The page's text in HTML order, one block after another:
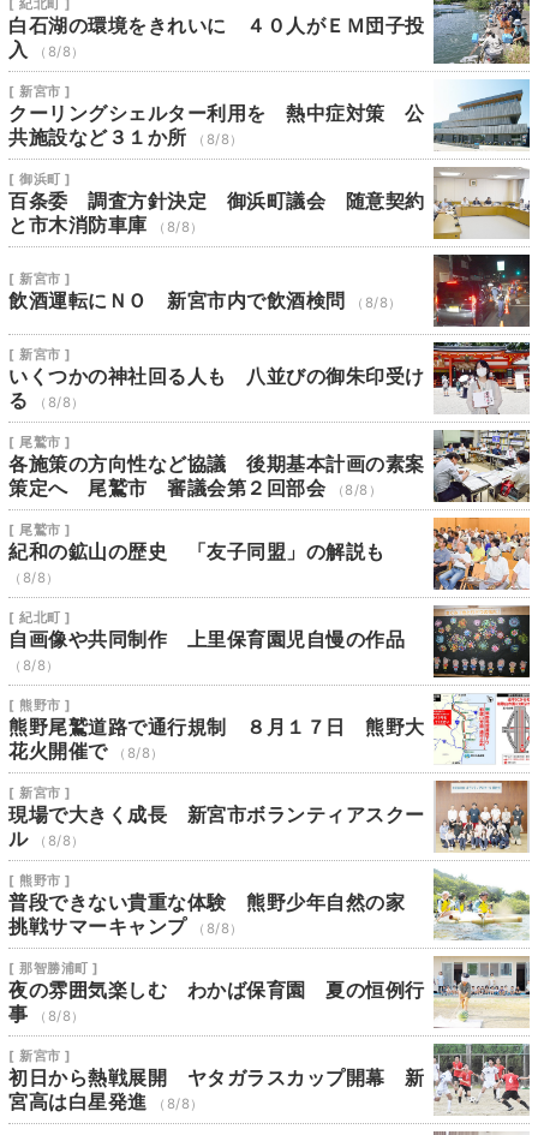
[ 紀北町 ]
白石湖の環境をきれいに ４０人がＥＭ団子投
入
（8/8）
[ 新宮市 ]
クーリングシェルター利用を 熱中症対策 公
共施設など３１か所
（8/8）
[ 御浜町 ]
百条委 調査方針決定 御浜町議会 随意契約
と市木消防車庫
（8/8）
[ 新宮市 ]
飲酒運転にＮＯ 新宮市内で飲酒検問 （8/8）
[ 新宮市 ]
いくつかの神社回る人も 八並びの御朱印受け
る
（8/8）
[ 尾鷲市 ]
各施策の方向性など協議 後期基本計画の素案
策定へ 尾鷲市 審議会第２回部会
（8/8）
[ 尾鷲市 ]
紀和の鉱山の歴史 「友子同盟」の解説も
（8/8）
[ 紀北町 ]
自画像や共同制作 上里保育園児自慢の作品
（8/8）
[ 熊野市 ]
熊野尾鷲道路で通行規制 ８月１７日 熊野大
花火開催で
（8/8）
[ 新宮市 ]
現場で大きく成長 新宮市ボランティアスクー
ル
（8/8）
[ 熊野市 ]
普段できない貴重な体験 熊野少年自然の家
挑戦サマーキャンプ
（8/8）
[ 那智勝浦町 ]
夜の雰囲気楽しむ わかば保育園 夏の恒例行
事
（8/8）
[ 新宮市 ]
初日から熱戦展開 ヤタガラスカップ開幕 新
宮高は白星発進
（8/8）